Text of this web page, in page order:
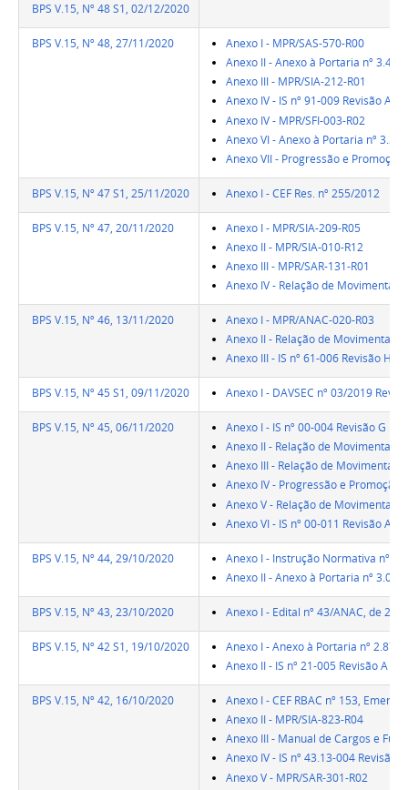
BPS V.15, Nº 48 S1, 02/12/2020
BPS V.15, Nº 48, 27/11/2020
Anexo I - MPR/SAS-570-R00
Anexo II - Anexo à Portaria nº
Anexo III - MPR/SIA-212-R01
Anexo IV - IS nº 91-009 Revisão A
Anexo IV - MPR/SFI-003-R02
Anexo VI - Anexo à Portaria nº
Anexo VII - Progressão e
BPS V.15, Nº 47 S1, 25/11/2020 Anexo I - CEF Res. nº 255/2012
BPS V.15, Nº 47, 20/11/2020
Anexo I - MPR/SIA-209-R05
Anexo II - MPR/SIA-010-R12
Anexo III - MPR/SAR-131-R01
Anexo IV - Relação de
BPS V.15, Nº 46, 13/11/2020
Anexo I - MPR/ANAC-020-R03
Anexo II - Relação de
Anexo III - IS nº 61-006 Revisão H
BPS V.15, Nº 45 S1, 09/11/2020 Anexo I - DAVSEC nº 03/2019
BPS V.15, Nº 45, 06/11/2020
Anexo I - IS nº 00-004 Revisão G
Anexo II - Relação de
Anexo III - Relação de
Anexo IV - Progressão e Promoção
Anexo V - Relação de
Anexo VI - IS nº 00-011 Revisão A
BPS V.15, Nº 44, 29/10/2020
Anexo I - Instrução Normativa nº
Anexo II - Anexo à Portaria nº
BPS V.15, Nº 43, 23/10/2020 Anexo I - Edital nº 43/ANAC, de 21
BPS V.15, Nº 42 S1, 19/10/2020
Anexo I - Anexo à Portaria nº
Anexo II - IS nº 21-005 Revisão A
BPS V.15, Nº 42, 16/10/2020
Anexo I - CEF RBAC nº 153, Emenda
Anexo II - MPR/SIA-823-R04
Anexo III - Manual de Cargos e
Anexo IV - IS nº 43.13-004 Revisão C
Anexo V - MPR/SAR-301-R02